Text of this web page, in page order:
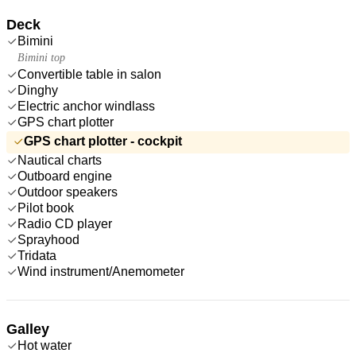
Deck
Bimini
Bimini top
Convertible table in salon
Dinghy
Electric anchor windlass
GPS chart plotter
GPS chart plotter - cockpit
Nautical charts
Outboard engine
Outdoor speakers
Pilot book
Radio CD player
Sprayhood
Tridata
Wind instrument/Anemometer
Galley
Hot water